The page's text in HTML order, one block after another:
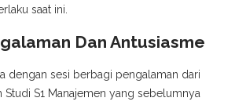
saat ini.
Dan Antusiasme
dengan sesi berbagi pengalaman dari
Studi S1 Manajemen yang sebelumnya